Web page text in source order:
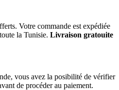
Votre commande est expédiée
la Tunisie. Livraison gratouite
vous avez la posibilité de vérifier
de procéder au paiement.